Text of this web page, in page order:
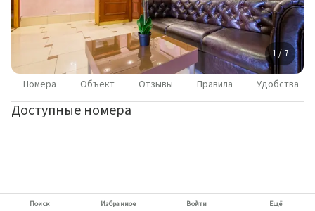
1 / 7
Номера Объект Отзывы Правила Удобства
Доступные номера
Поиск Избранное Войти Ещё